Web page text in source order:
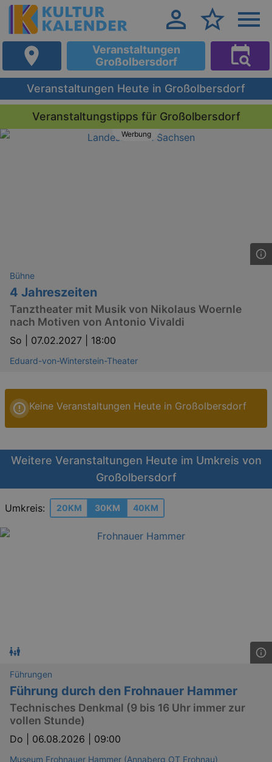
Veranstaltungen
Großolbersdorf
Veranstaltungen Heute in Großolbersdorf
Veranstaltungstipps für Großolbersdorf
Werbung
Bühne
4 Jahreszeiten
Tanztheater mit Musik von Nikolaus Woernle
nach Motiven von Antonio Vivaldi
So | 07.02.2027 | 18:00
Eduard-von-Winterstein-Theater
Keine Veranstaltungen Heute in Großolbersdorf
Weitere Veranstaltungen Heute im Umkreis von
Großolbersdorf
Umkreis: 20KM 30KM 40KM
Führungen
Führung durch den Frohnauer Hammer
Technisches Denkmal (9 bis 16 Uhr immer zur
vollen Stunde)
Do | 06.08.2026 | 09:00
Museum Frohnauer Hammer (Annaberg OT Frohnau)